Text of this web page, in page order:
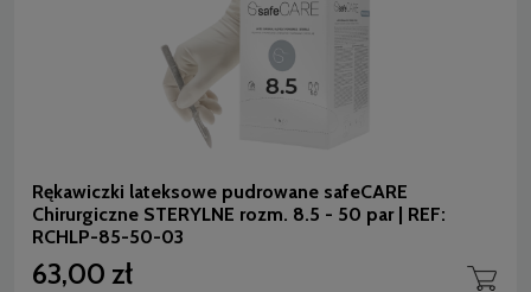
Rękawiczki lateksowe pudrowane safeCARE
Chirurgiczne STERYLNE rozm. 8.5 - 50 par | REF:
RCHLP-85-50-03
63,00 zł